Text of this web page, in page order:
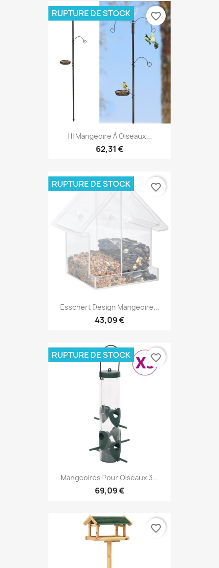
HI Mangeoire À Oiseaux...
62,31 €
RUPTURE DE STOCK favorite_border
Esschert Design Mangeoire...
43,09 €
RUPTURE DE STOCK favorite_border
Mangeoires Pour Oiseaux 3...
69,09 €
RUPTURE DE STOCK favorite_border
favorite_border